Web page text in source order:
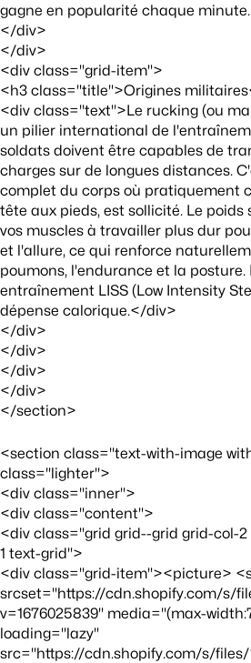
gagne en popularité chaque
</div>
</div>
<div class="grid-item">
<h3 class="title">Origines
<div class="text">Le rucking (ou
un pilier international de
soldats doivent être capables de
charges sur de longues distances.
complet du corps où pratiquement
tête aux pieds, est sollicité. Le
vos muscles à travailler plus dur
et l'allure, ce qui renforce
poumons, l'endurance et la posture.
entraînement LISS (Low Intensity
dépense calorique.</div>
</div>
</div>
</div>
</div>
</section>
<section class="text-with-image
class="lighter">
<div class="inner">
<div class="content">
<div class="grid grid--grid grid-col-
1 text-grid">
<div class="grid-item"><picture>
srcset="https://cdn.shopify.com/s/
v=1676025839" media="(max-
loading="lazy"
src="https://cdn.shopify.com/s/files/